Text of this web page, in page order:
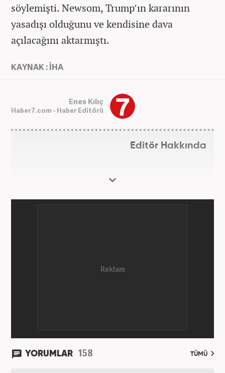
söylemişti. Newsom, Trump’ın kararının
yasadışı olduğunu ve kendisine dava
açılacağını aktarmıştı.
KAYNAK : İHA
Enes Kılıç
Haber7.com - Haber Editörü
Editör Hakkında
YORUMLAR 158 TÜMÜ